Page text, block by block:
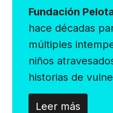
Fundación
hace décadas
múltiples
niños
historias de
Leer más